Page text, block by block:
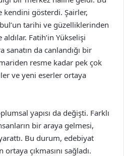
kendini gösterdi. Şairler,
tarihi ve güzelliklerinden
Fatih’in Yükselişi
sanatın da canlandığı bir
resme kadar pek çok
ve yeni eserler ortaya
yapısı da değişti. Farklı
bir araya gelmesi,
Bu durum, edebiyat
çıkmasını sağladı.